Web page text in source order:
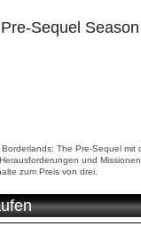
Sequel Season
The Pre-Sequel mit
und
zum Preis von drei.